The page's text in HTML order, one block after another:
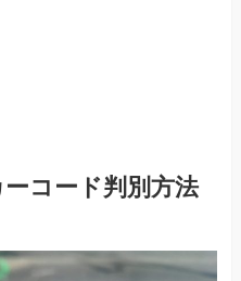
コード判別方法